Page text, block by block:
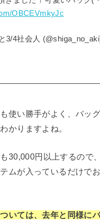
OBCEVmkyJc
3/4社会人
使い勝手がよく、バッ
かりますよね。
30,000円以上するので
ムが入っているだけで
いては、去年と同様に